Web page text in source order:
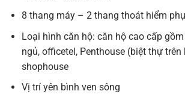
8 thang máy – 2 thang thoát hiểm
Loại hình căn hộ: căn hộ cao cấp
ngủ, officetel, Penthouse (biệt thự trên
shophouse
Vị trí yên bình ven sông